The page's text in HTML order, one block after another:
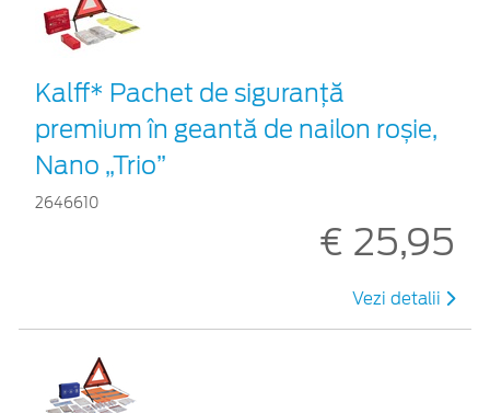
Kalff* Pachet de siguranţă
premium în geantă de nailon roșie,
Nano „Trio”
2646610
€ 25,95
Vezi detalii